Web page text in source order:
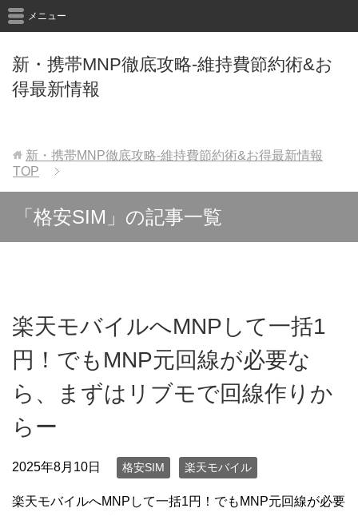
新・携帯MNP徹底攻略-維持費節約術&お
得最新情報
メニュー
新・携帯MNP徹底攻略-維持費節約術&お得最新情報
TOP
「格安SIM」の記事一覧
楽天モバイルへMNPして一括1
円！でもMNP元回線が必要な
ら、まずはリブモで回線作りか
らー
2025年8月10日 格安SIM 楽天モバイル
楽天モバイルへMNPして一括1円！でもMNP元回線が必要